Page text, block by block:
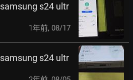
s24 ultr
1年前, 08/17
s24 ultr